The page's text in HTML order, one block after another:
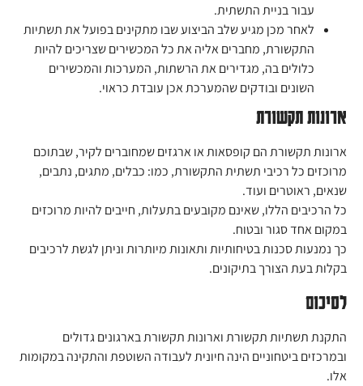
עבור בניית התשתית.
לאחר מכן מגיע שלב הביצוע שבו מתקינים בפועל את תשתיות
התקשורת, מחברים אליה את כל המכשירים שצריכים להיות
כלולים בה, מגדירים את הרשתות, המערכות והמכשירים
השונים ובודקים שהמערכת אכן עובדת כראוי.
ארונות תקשורת
ארונות תקשורת הם קופסאות או ארגזים שמחוברים לקיר, שבתוכם
מרוכזים כל רכיבי תשתית התקשורת, כמו: כבלים, מתגים, נתבים,
שנאים, ראוטרים ועוד.
כל הרכיבים הללו, שאינם מקובעים בתעלות, חייבים להיות מרוכזים
במקום אחד סגור ובטוח.
כך נמנעות סכנות בטיחותיות ותאונות מיותרות וניתן לגשת לרכיבים
בקלות בעת הצורך בתיקונים.
לסיכום
התקנת תשתיות תקשורת וארונות תקשורת בארגונים גדולים
ובמרכזים ביטחוניים הינה חיונית לעבודה השוטפת והתקינה במקומות
אלו.